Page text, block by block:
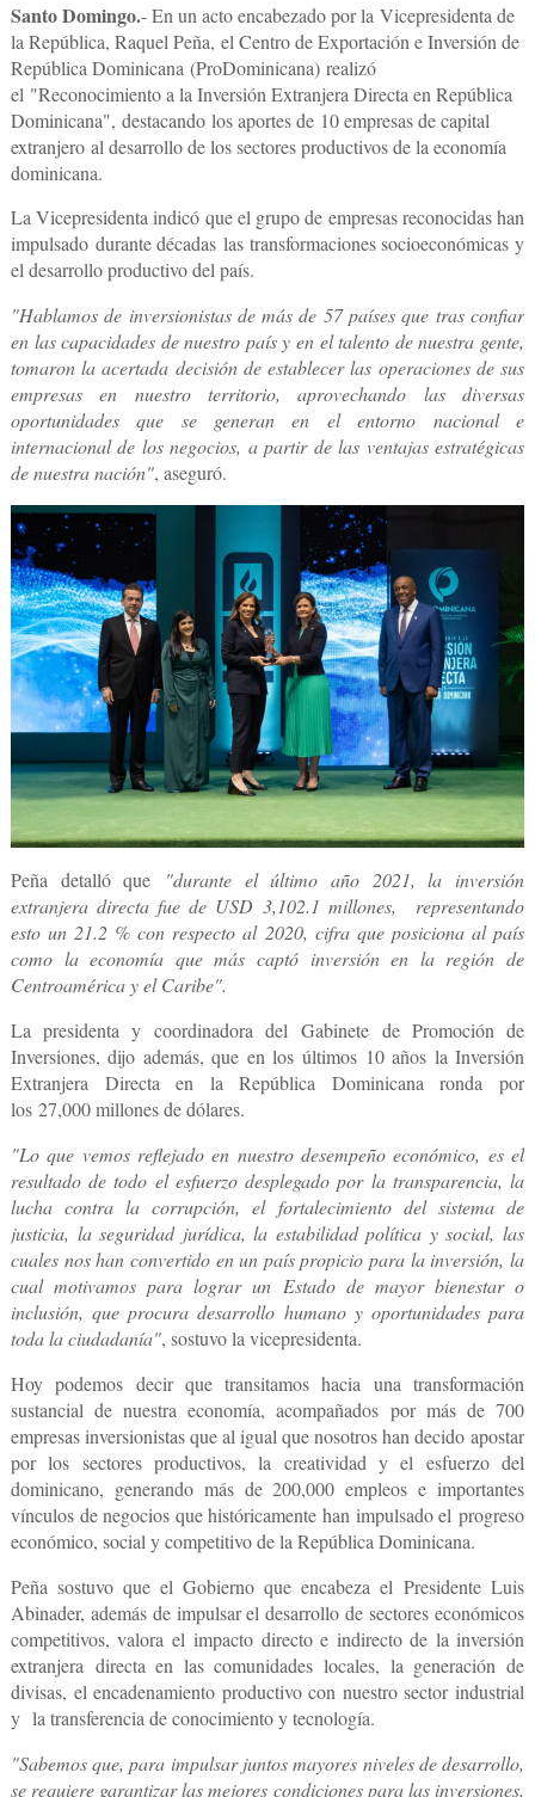
Santo Domingo.- En un acto encabezado por la Vicepresidenta de
la República, Raquel Peña, el Centro de Exportación e Inversión de
República Dominicana (ProDominicana) realizó
el "Reconocimiento a la Inversión Extranjera Directa en República
Dominicana", destacando los aportes de 10 empresas de capital
extranjero al desarrollo de los sectores productivos de la economía
dominicana.
La Vicepresidenta indicó que el grupo de empresas reconocidas han
impulsado durante décadas las transformaciones socioeconómicas y
el desarrollo productivo del país.
"Hablamos de inversionistas de más de 57 países que tras confiar
en las capacidades de nuestro país y en el talento de nuestra gente,
tomaron la acertada decisión de establecer las operaciones de sus
empresas en nuestro territorio, aprovechando las diversas
oportunidades que se generan en el entorno nacional e
internacional de los negocios, a partir de las ventajas estratégicas
de nuestra nación", aseguró.
Peña detalló que "durante el último año 2021, la inversión
extranjera directa fue de USD 3,102.1 millones,
representando
esto un 21.2 % con respecto al 2020, cifra que posiciona al país
como la economía que más captó inversión en la región de
Centroamérica y el Caribe".
La presidenta y coordinadora delGabinete de Promoción de
Inversiones, dijo además, que en los últimos 10 años la Inversión
Extranjera Directa en la República Dominicana ronda por
los27,000 millones de dólares.
"Lo que vemos reflejado en nuestro desempeño económico, es el
resultado de todo el esfuerzo desplegado por la transparencia, la
lucha contra la corrupción, el fortalecimiento del sistema de
justicia, la seguridad jurídica, la estabilidad política y social, las
cuales nos han convertido en un país propicio para la inversión, la
cual motivamos para lograr un Estado de mayor bienestar o
inclusión, que procura desarrollo humano y oportunidades para
toda la ciudadanía", sostuvo la vicepresidenta.
Hoy podemos decir que transitamos hacia una transformación
sustancial de nuestra economía, acompañados por más de 700
empresas inversionistas que al igual que nosotros han decidoapostar
por los sectores productivos, la creatividad y el esfuerzo del
dominicano, generando más de 200,000 empleos e importantes
vínculos de negocios que históricamente han impulsado elprogreso
económico, social y competitivo de la República Dominicana.
Peña sostuvo que el Gobierno que encabeza elPresidente Luis
Abinader, además de impulsar el desarrollo de sectores económicos
competitivos, valora elimpacto directo e indirecto de la inversión
extranjera directa en las comunidades locales, la generación de
divisas, el encadenamiento productivo con nuestro sector industrial
y la transferencia de conocimiento y tecnología.
"Sabemos que, para impulsar juntos mayores niveles de desarrollo,
se requiere garantizar las mejores condiciones para las inversiones,